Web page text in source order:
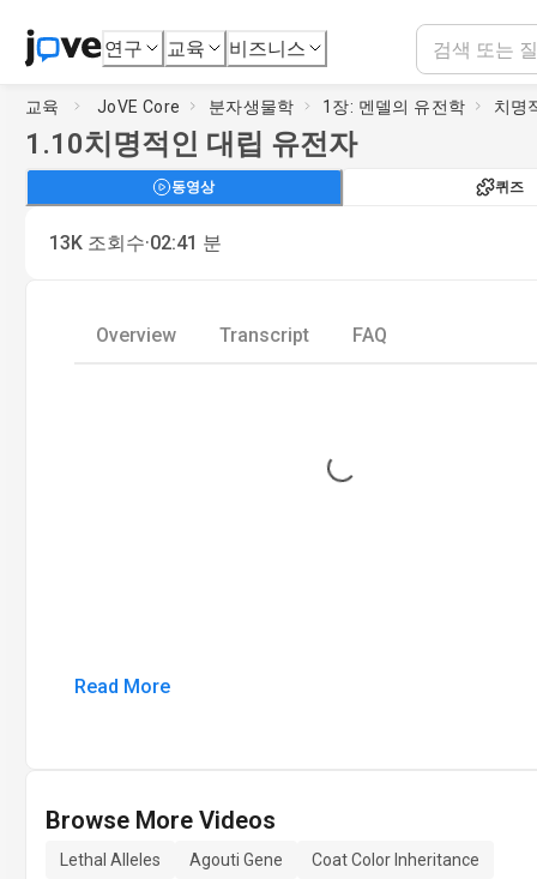
연구 교육 비즈니스
교육 JoVE Core 분자생물학 1장: 멘델의 유전학 치명
1.10치명적인 대립 유전자
동영상 퀴즈
13K 조회수·02:41 분
Overview Transcript FAQ
Loading...
Read More
Browse More Videos
Lethal Alleles Agouti Gene
Coat Color Inheritance